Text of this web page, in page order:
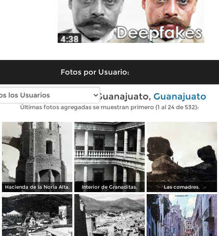
Fotos por Usuario:
Fotos antiguas de Guanajuato, Guanajuato
Últimas fotos agregadas se muestran primero (1 al 24 de 532):
Hacienda de la Noria Alta. Interior de Granaditas. Las comadres.